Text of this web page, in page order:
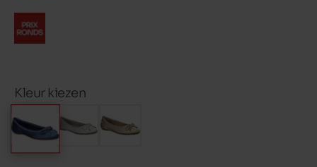
Kleur kiezen